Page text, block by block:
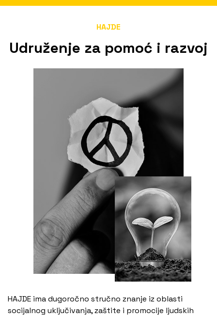
HAJDE
Udruženje za pomoć i razvoj
HAJDE ima dugoročno stručno znanje iz oblasti
socijalnog uključivanja, zaštite i promocije ljudskih